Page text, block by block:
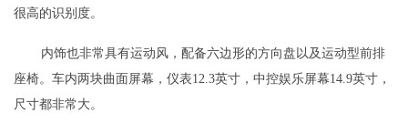
很高的识别度。
内饰也非常具有运动风，配备六边形的方向盘以及运动型前排
座椅。车内两块曲面屏幕，仪表12.3英寸，中控娱乐屏幕14.9英寸，
尺寸都非常大。